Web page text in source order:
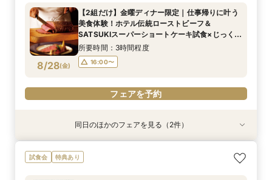
8/27(木)
所要時間：2時間30分程度
10:00〜
13:00〜
16:00〜
8/27(木)
所要時間：2時間程度
10:00〜
13:00〜
16:00〜
8/28(金)
【2組だけ】金曜ディナー限定｜仕事帰りに叶う
美食体験！ホテル伝統ローストビーフ＆
SATSUKIスーパーショートケーキ試食×じっくり
個別相談
所要時間：3時間程度
16:00〜
フェアを予約
特典あり
【初めての見学におすすめ！SATSUKIスイーツ
付】感動のセレモニー叶うチャペル見学×結婚準
特典あり
【美しき日本の結婚式】本格神殿＆1万坪の庭園
臨む絶景会場×パティスリーSATSUKIスイーツ体
同日のほかのフェアを見る（2件）
試食会 特典あり